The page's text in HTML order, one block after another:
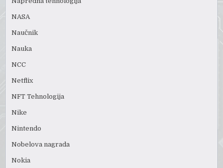
NASA
Naučnik
Nauka
NCC
Netflix
NFT Tehnologija
Nike
Nintendo
Nobelova nagrada
Nokia